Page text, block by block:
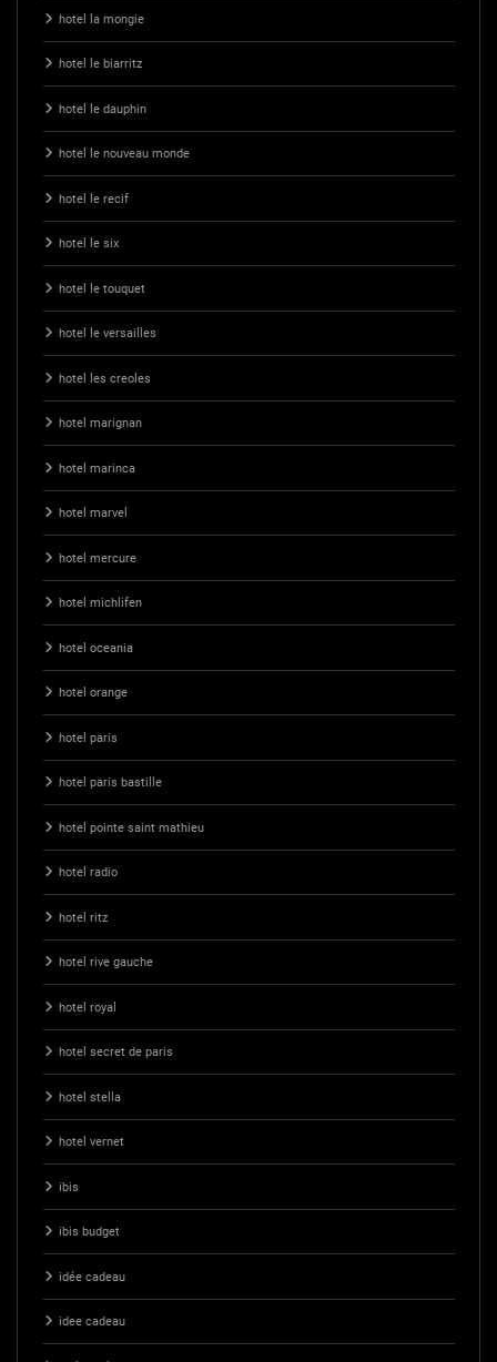
hotel la mongie
hotel le biarritz
hotel le dauphin
hotel le nouveau monde
hotel le recif
hotel le six
hotel le touquet
hotel le versailles
hotel les creoles
hotel marignan
hotel marinca
hotel marvel
hotel mercure
hotel michlifen
hotel oceania
hotel orange
hotel paris
hotel paris bastille
hotel pointe saint mathieu
hotel radio
hotel ritz
hotel rive gauche
hotel royal
hotel secret de paris
hotel stella
hotel vernet
ibis
ibis budget
idée cadeau
idee cadeau